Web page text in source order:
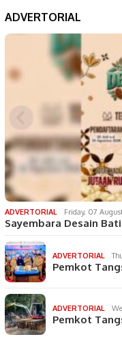
ADVERTORIAL
ADVERTORIAL Friday, 07
Sayembara Desain
ADVERTORIAL
Pemkot
ADVERTORIAL
Pemkot